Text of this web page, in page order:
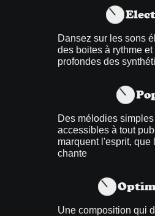
Dansez sur les sons
des boites à rythme
profondes des
Des mélodies
accessibles à tout
marquent l'esprit, que
chante
Une composition qui